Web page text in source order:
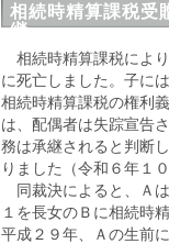
相続時精算課税受
継
相続時精算課税によ
に死亡しました。子に
相続時精算課税の権利
は、配偶者は失踪宣告
務は承継されると判断
りました（令和６年１
同裁決によると、Ａ
１を長女のＢに相続時
平成２９年、Ａの生前